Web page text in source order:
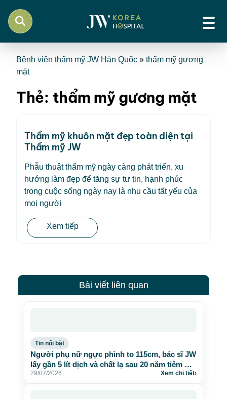
Bệnh viện thẩm mỹ JW Hàn Quốc » thẩm mỹ gương
mặt
Thẻ: thẩm mỹ gương mặt
Thẩm mỹ khuôn mặt đẹp toàn diện tại
Thẩm mỹ JW
Phẫu thuật thẩm mỹ ngày càng phát triển, xu
hướng làm đẹp để tăng sự tư tin, hạnh phúc
trong cuộc sống ngày nay là nhu cầu tất yếu của
mọi người
Xem tiếp
Bài viết liên quan
Tin nổi bật
Người phụ nữ ngực phình to 115cm, bác sĩ JW
lấy gần 5 lít dịch và chất lạ sau 20 năm tiêm mỡ
nhân tạo
29/07/2026 Xem chi tiết›